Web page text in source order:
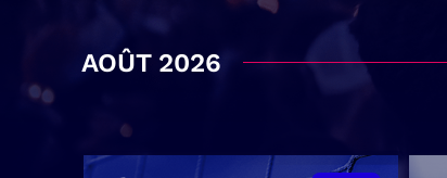
AOÛT 2026